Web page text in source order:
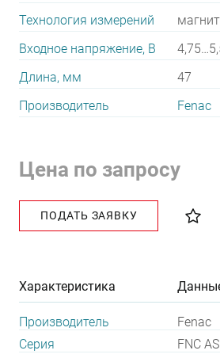
Технология измерений
Входное напряжение, В
Длина, мм
47
Производитель
Fenac
Цена по запросу
ПОДАТЬ ЗАЯВКУ
Характеристика
Производитель
Fenac
Серия
FNC